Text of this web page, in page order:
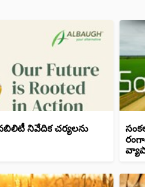
నివేదిక చర్యలను